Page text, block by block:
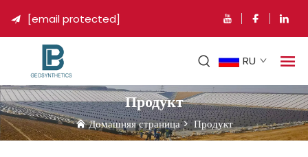
 [email protected]
RU
Продукт
Домашняя страница>Продукт